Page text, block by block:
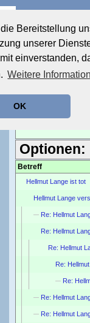
Bereitstellung
unserer
einverstanden,
Weitere
OK
Sendeschluss!
Off Topic - Alles,
Themenübersicht •
geschrieben von:
Habe gerade mal
Optionen:
Betreff
Hellmut Lange ist tot
Hellmut Lange
Re: Hellmut
Re: Hellmut
Re: Hellmut
Re:
Re:
Re: Hellmut
Re: Hellmut